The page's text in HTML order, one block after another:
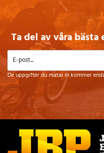
Ta del av våra
De uppgifter du matar in kommer